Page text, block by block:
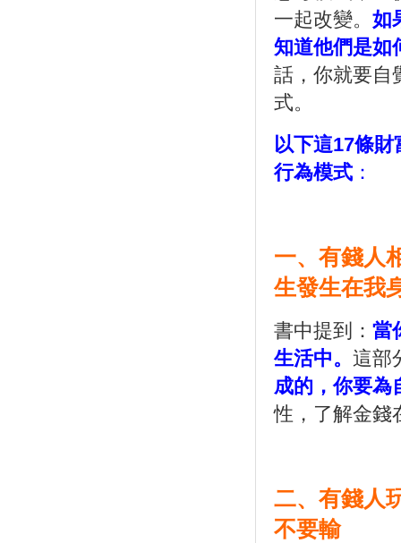
一起改變。 如
知道他們是如
話，你就要自
式。
以下這17條
行為模式 ：
一、有錢人
生發生在我
書中提到： 當
生活中。 這部
成的，你要為
性，了解金錢
二、有錢人
不要輸